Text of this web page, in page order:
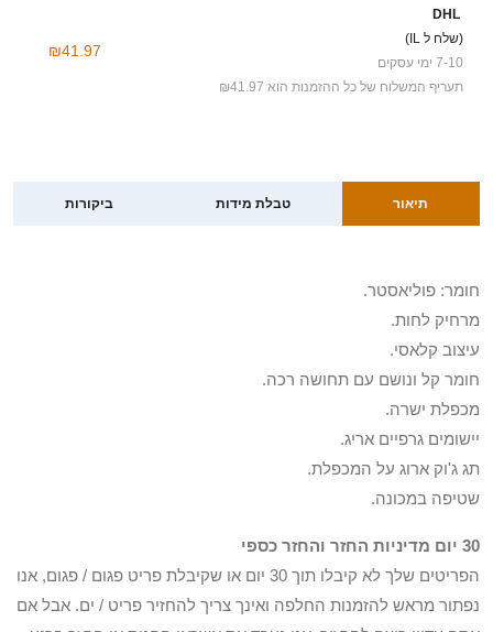
DHL
(שלח ל IL)
7-10 ימי עסקים
תעריף המשלוח של כל ההזמנות הוא ₪41.97
₪41.97
תיאור טבלת מידות ביקורות
חומר: פוליאסטר.
מרחיק לחות.
עיצוב קלאסי.
חומר קל ונושם עם תחושה רכה.
מכפלת ישרה.
יישומים גרפיים אריג.
תג ג'וק ארוג על המכפלת.
שטיפה במכונה.
30 יום מדיניות החזר והחזר כספי
הפריטים שלך לא קיבלו תוך 30 יום או שקיבלת פריט פגום / פגום, אנו
נפתור מראש להזמנות החלפה ואינך צריך להחזיר פריט / ים. אבל אם